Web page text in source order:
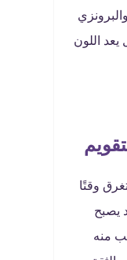
اللون
وقتًا
يصبح
منه